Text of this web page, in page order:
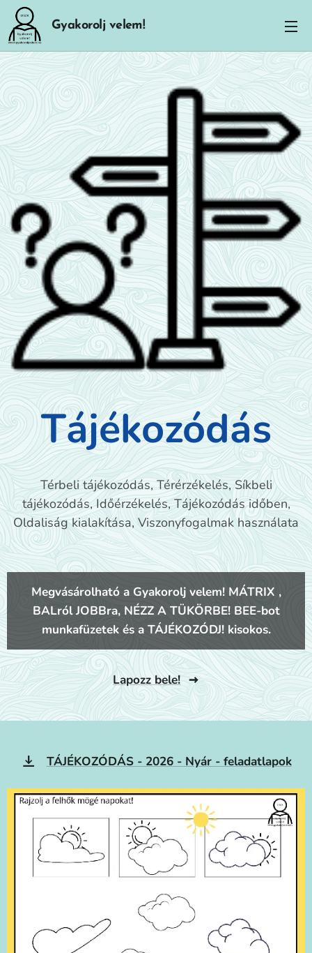
Gyakorolj velem!
Tájékozódás
Térbeli tájékozódás, Térérzékelés, Síkbeli
tájékozódás, Időérzékelés, Tájékozódás időben,
Oldaliság kialakítása, Viszonyfogalmak használata
Megvásárolható a Gyakorolj velem! MÁTRIX ,
BALról JOBBra, NÉZZ A TÜKÖRBE! BEE-bot
munkafüzetek és a TÁJÉKOZÓDJ! kisokos.
Lapozz bele!
TÁJÉKOZÓDÁS - 2026 - Nyár - feladatlapok